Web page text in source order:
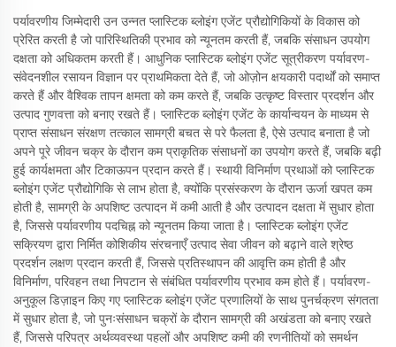
पर्यावरणीय जिम्मेदारी उन उन्नत प्लास्टिक ब्लोइंग एजेंट प्रौद्योगिकियों के विकास को
प्रेरित करती है जो पारिस्थितिकी प्रभाव को न्यूनतम करती हैं, जबकि संसाधन उपयोग
दक्षता को अधिकतम करती हैं। आधुनिक प्लास्टिक ब्लोइंग एजेंट सूत्रीकरण पर्यावरण-
संवेदनशील रसायन विज्ञान पर प्राथमिकता देते हैं, जो ओज़ोन क्षयकारी पदार्थों को समाप्त
करते हैं और वैश्विक तापन क्षमता को कम करते हैं, जबकि उत्कृष्ट विस्तार प्रदर्शन और
उत्पाद गुणवत्ता को बनाए रखते हैं। प्लास्टिक ब्लोइंग एजेंट के कार्यान्वयन के माध्यम से
प्राप्त संसाधन संरक्षण तत्काल सामग्री बचत से परे फैलता है, ऐसे उत्पाद बनाता है जो
अपने पूरे जीवन चक्र के दौरान कम प्राकृतिक संसाधनों का उपयोग करते हैं, जबकि बढ़ी
हुई कार्यक्षमता और टिकाऊपन प्रदान करते हैं। स्थायी विनिर्माण प्रथाओं को प्लास्टिक
ब्लोइंग एजेंट प्रौद्योगिकि से लाभ होता है, क्योंकि प्रसंस्करण के दौरान ऊर्जा खपत कम
होती है, सामग्री के अपशिष्ट उत्पादन में कमी आती है और उत्पादन दक्षता में सुधार होता
है, जिससे पर्यावरणीय पदचिह्न को न्यूनतम किया जाता है। प्लास्टिक ब्लोइंग एजेंट
सक्रियण द्वारा निर्मित कोशिकीय संरचनाएँ उत्पाद सेवा जीवन को बढ़ाने वाले श्रेष्ठ
प्रदर्शन लक्षण प्रदान करती हैं, जिससे प्रतिस्थापन की आवृत्ति कम होती है और
विनिर्माण, परिवहन तथा निपटान से संबंधित पर्यावरणीय प्रभाव कम होते हैं। पर्यावरण-
अनुकूल डिज़ाइन किए गए प्लास्टिक ब्लोइंग एजेंट प्रणालियों के साथ पुनर्चक्रण संगतता
में सुधार होता है, जो पुनःसंसाधन चक्रों के दौरान सामग्री की अखंडता को बनाए रखते
हैं, जिससे परिपत्र अर्थव्यवस्था पहलों और अपशिष्ट कमी की रणनीतियों को समर्थन